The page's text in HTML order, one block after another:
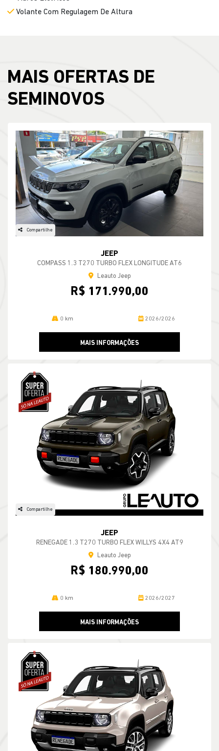
Volante Com Regulagem De Altura
MAIS OFERTAS DE
SEMINOVOS
Compartilhe
JEEP
COMPASS 1.3 T270 TURBO FLEX LONGITUDE AT6
Leauto Jeep
R$ 171.990,00
0 km 2026/2026
MAIS INFORMAÇÕES
Compartilhe
JEEP
RENEGADE 1.3 T270 TURBO FLEX WILLYS 4X4 AT9
Leauto Jeep
R$ 180.990,00
0 km 2026/2027
MAIS INFORMAÇÕES